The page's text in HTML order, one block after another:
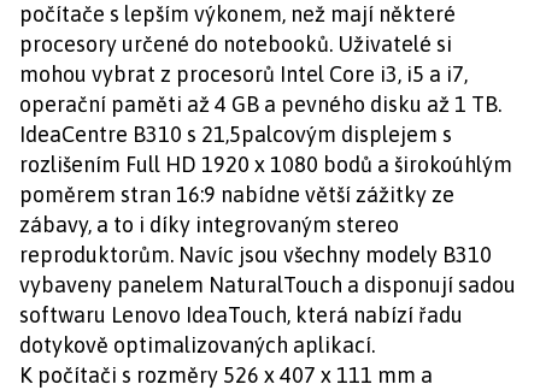
počítače s lepším výkonem, než mají některé
procesory určené do notebooků. Uživatelé si
mohou vybrat z procesorů Intel Core i3, i5 a i7,
operační paměti až 4 GB a pevného disku až 1 TB.
IdeaCentre B310 s 21,5palcovým displejem s
rozlišením Full HD 1920 x 1080 bodů a širokoúhlým
poměrem stran 16:9 nabídne větší zážitky ze
zábavy, a to i díky integrovaným stereo
reproduktorům. Navíc jsou všechny modely B310
vybaveny panelem NaturalTouch a disponují sadou
softwaru Lenovo IdeaTouch, která nabízí řadu
dotykově optimalizovaných aplikací.
K počítači s rozměry 526 x 407 x 111 mm a